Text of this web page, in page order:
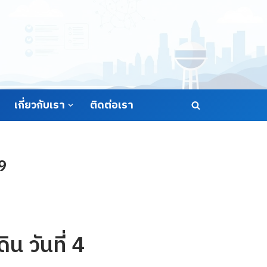
เกี่ยวกับเรา ติดต่อเรา
น วันที่ 4